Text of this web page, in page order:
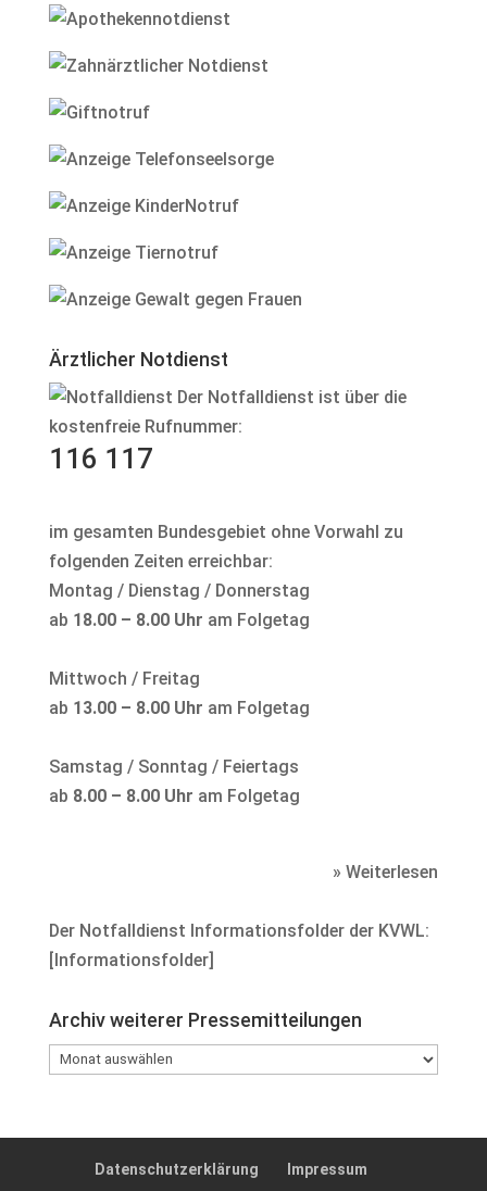
Ärztlicher Notdienst
Der Notfalldienst ist über die
kostenfreie Rufnummer:
116 117
im gesamten Bundesgebiet ohne Vorwahl zu
folgenden Zeiten erreichbar:
Montag / Dienstag / Donnerstag
ab 18.00 – 8.00 Uhr am Folgetag
Mittwoch / Freitag
ab 13.00 – 8.00 Uhr am Folgetag
Samstag / Sonntag / Feiertags
ab 8.00 – 8.00 Uhr am Folgetag
» Weiterlesen
Der Notfalldienst Informationsfolder der KVWL:
[Informationsfolder]
Archiv weiterer Pressemitteilungen
Archiv
Datenschutzerklärung Impressum